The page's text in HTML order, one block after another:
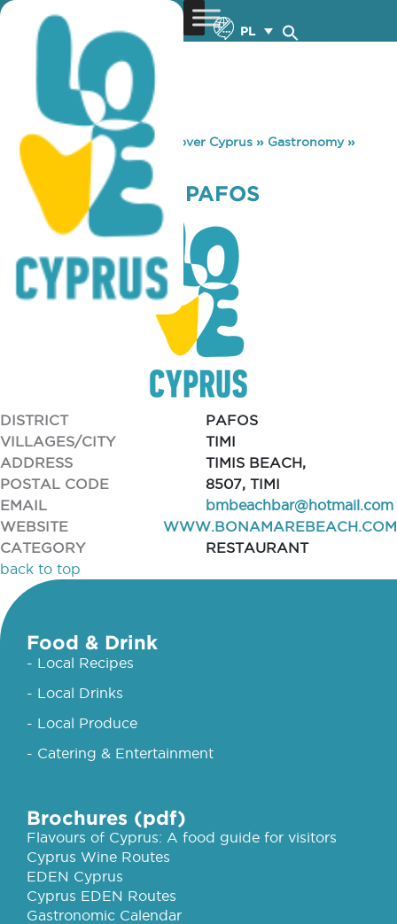
PL
You are here: Home »Discover Cyprus » Gastronomy»
BONARE BEACH PAFOS
BONARE BEACH PAFOS
DISTRICT
PAFOS
VILLAGES/CITY
TIMI
ADDRESS
TIMIS BEACH,
POSTAL CODE
8507, TIMI
EMAIL
bmbeachbar@hotmail.com
WEBSITE
WWW.BONAMAREBEACH.COM
CATEGORY
RESTAURANT
back to top
Food & Drink
- Local Recipes
- Local Drinks
- Local Produce
- Catering & Entertainment
Brochures (pdf)
Flavours of Cyprus: A food guide for visitors
Cyprus Wine Routes
EDEN Cyprus
Cyprus EDEN Routes
Gastronomic Calendar